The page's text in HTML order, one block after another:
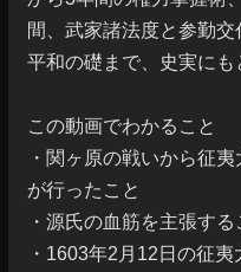
間、武家諸法度と参勤
平和の礎まで、史実にも
この動画でわかること
・関ヶ原の戦いから征
が行ったこと
・源氏の血筋を主張す
・1603年2月12日の征